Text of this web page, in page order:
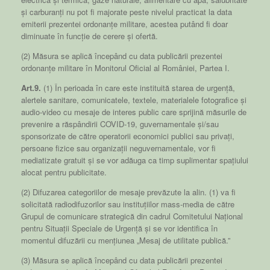
și carburanți nu pot fi majorate peste nivelul practicat la data
emiterii prezentei ordonanțe militare, acestea putând fi doar
diminuate în funcție de cerere și ofertă.
(2) Măsura se aplică începând cu data publicării prezentei
ordonanțe militare în Monitorul Oficial al României, Partea I.
Art.9. (1) În perioada în care este instituită starea de urgență,
alertele sanitare, comunicatele, textele, materialele fotografice și
audio-video cu mesaje de interes public care sprijină măsurile de
prevenire a răspândirii COVID-19, guvernamentale și/sau
sponsorizate de către operatorii economici publici sau privați,
persoane fizice sau organizații neguvernamentale, vor fi
mediatizate gratuit și se vor adăuga ca timp suplimentar spațiului
alocat pentru publicitate.
(2) Difuzarea categoriilor de mesaje prevăzute la alin. (1) va fi
solicitată radiodifuzorilor sau instituțiilor mass-media de către
Grupul de comunicare strategică din cadrul Comitetului Național
pentru Situații Speciale de Urgență și se vor identifica în
momentul difuzării cu mențiunea „Mesaj de utilitate publică.”
(3) Măsura se aplică începând cu data publicării prezentei